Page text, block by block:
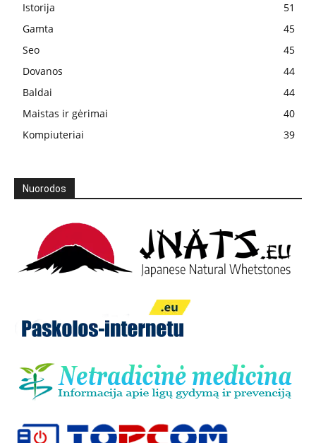
Istorija
51
Gamta
45
Seo
45
Dovanos
44
Baldai
44
Maistas ir gėrimai
40
Kompiuteriai
39
Nuorodos